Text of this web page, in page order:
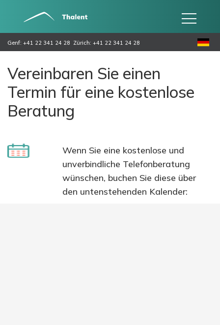
Genf: +41 22 341 24 28 Zürich: +41 22 341 24 28
Vereinbaren Sie einen
Termin für eine kostenlose
Beratung
Wenn Sie eine kostenlose und
unverbindliche Telefonberatung
wünschen, buchen Sie diese über
den untenstehenden Kalender: